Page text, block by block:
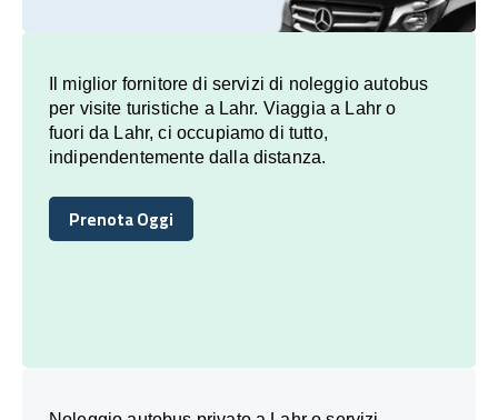
Il miglior fornitore di servizi di noleggio autobus
per visite turistiche a Lahr. Viaggia a Lahr o
fuori da Lahr, ci occupiamo di tutto,
indipendentemente dalla distanza.
Prenota Oggi
Prenota Oggi